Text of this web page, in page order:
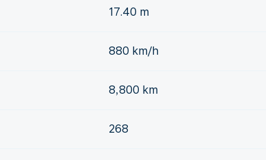
17.40 m
880 km/h
8,800 km
268